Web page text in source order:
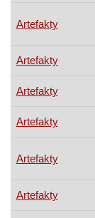
Artefakty
Artefakty
Artefakty
Artefakty
Artefakty
Artefakty